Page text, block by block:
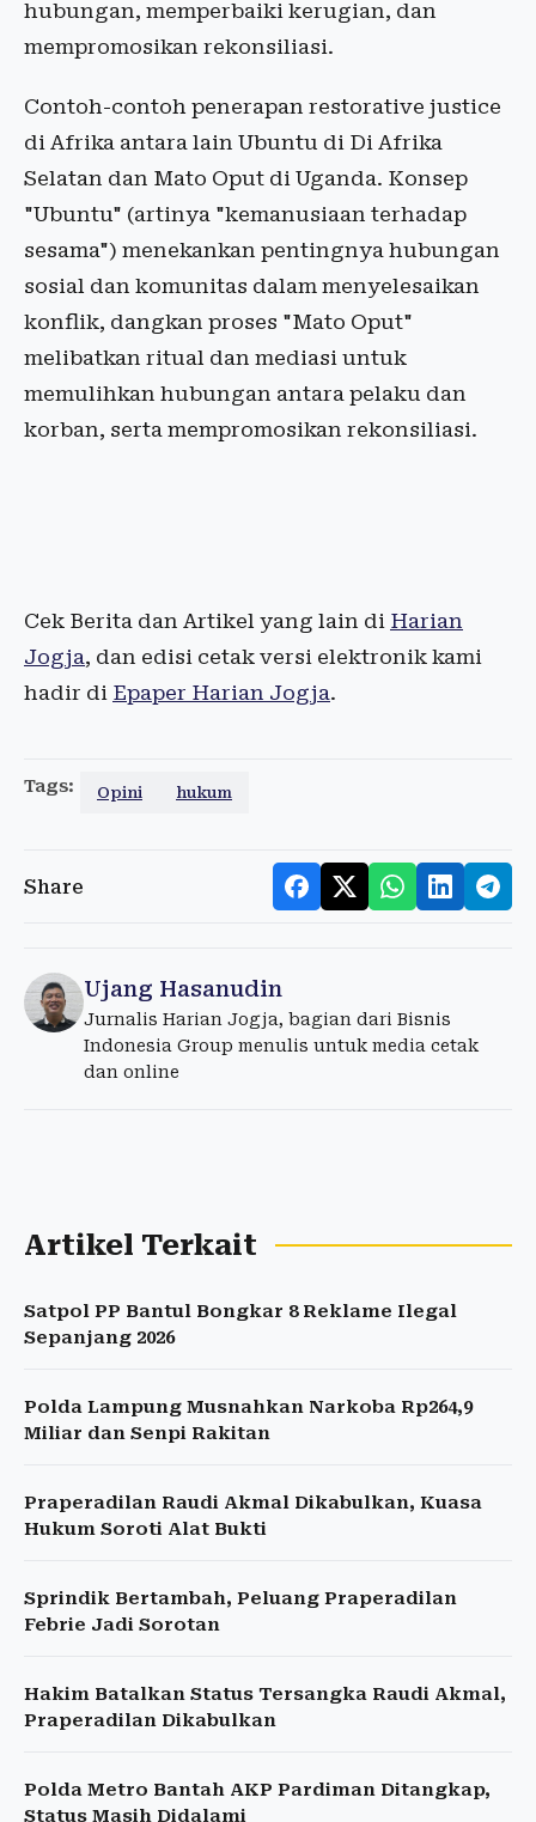
hubungan, memperbaiki kerugian, dan
mempromosikan rekonsiliasi.
Contoh-contoh penerapan restorative justice
di Afrika antara lain Ubuntu di Di Afrika
Selatan dan Mato Oput di Uganda. Konsep
"Ubuntu" (artinya "kemanusiaan terhadap
sesama") menekankan pentingnya hubungan
sosial dan komunitas dalam menyelesaikan
konflik, dangkan proses "Mato Oput"
melibatkan ritual dan mediasi untuk
memulihkan hubungan antara pelaku dan
korban, serta mempromosikan rekonsiliasi.
Cek Berita dan Artikel yang lain di Harian
Jogja, dan edisi cetak versi elektronik kami
hadir di Epaper Harian Jogja.
Tags: Opini hukum
Share
Ujang Hasanudin
Jurnalis Harian Jogja, bagian dari Bisnis
Indonesia Group menulis untuk media cetak
dan online
Artikel Terkait
Satpol PP Bantul Bongkar 8 Reklame Ilegal
Sepanjang 2026
Polda Lampung Musnahkan Narkoba Rp264,9
Miliar dan Senpi Rakitan
Praperadilan Raudi Akmal Dikabulkan, Kuasa
Hukum Soroti Alat Bukti
Sprindik Bertambah, Peluang Praperadilan
Febrie Jadi Sorotan
Hakim Batalkan Status Tersangka Raudi Akmal,
Praperadilan Dikabulkan
Polda Metro Bantah AKP Pardiman Ditangkap,
Status Masih Didalami